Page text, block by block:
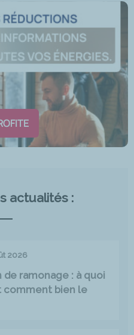
actualités :
2026
de ramonage : à quoi
comment bien le